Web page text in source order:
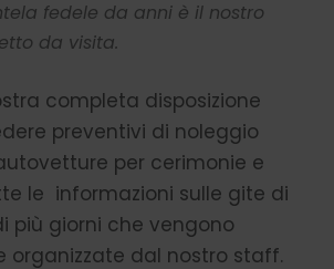
fedele da anni è il nostro
da visita.
completa disposizione
preventivi di noleggio
per cerimonie e
le informazioni sulle gite di
più giorni che vengono
organizzate dal nostro staff.